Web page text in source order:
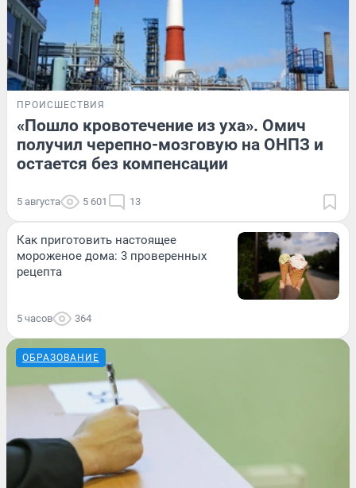
ПРОИСШЕСТВИЯ
«Пошло кровотечение из уха». Омич
получил черепно-мозговую на ОНПЗ и
остается без компенсации
5 августа 5 601 13
Как приготовить настоящее
мороженое дома: 3 проверенных
рецепта
5 часов 364
ОБРАЗОВАНИЕ